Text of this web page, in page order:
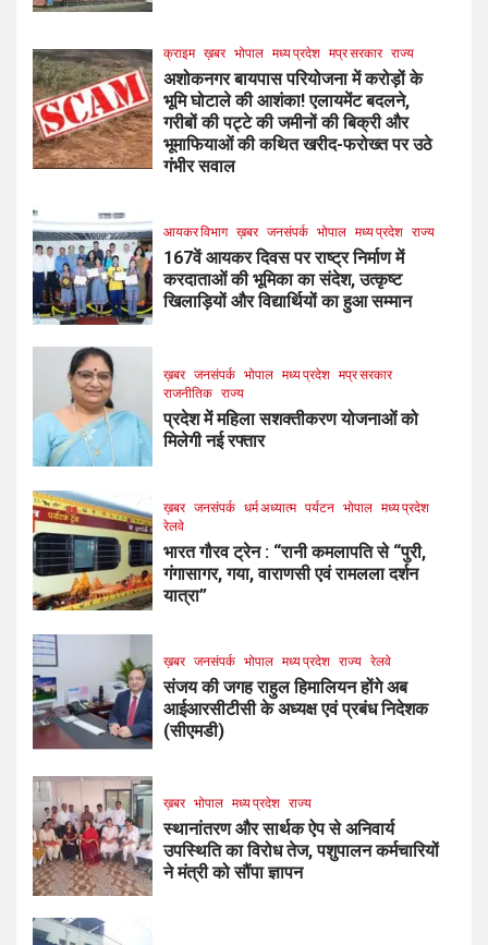
क्राइम ख़बर भोपाल मध्य प्रदेश मप्र सरकार राज्य
अशोकनगर बायपास परियोजना में करोड़ों के
भूमि घोटाले की आशंका! एलायमेंट बदलने,
गरीबों की पट्टे की जमीनों की बिक्री और
भूमाफियाओं की कथित खरीद-फरोख्त पर उठे
गंभीर सवाल
आयकर विभाग ख़बर जनसंपर्क भोपाल मध्य प्रदेश राज्य
167वें आयकर दिवस पर राष्ट्र निर्माण में
करदाताओं की भूमिका का संदेश, उत्कृष्ट
खिलाड़ियों और विद्यार्थियों का हुआ सम्मान
ख़बर जनसंपर्क भोपाल मध्य प्रदेश मप्र सरकार
राजनीतिक राज्य
प्रदेश में महिला सशक्तीकरण योजनाओं को
मिलेगी नई रफ्तार
ख़बर जनसंपर्क धर्म अध्यात्म पर्यटन भोपाल मध्य प्रदेश
रेलवे
भारत गौरव ट्रेन : “रानी कमलापति से “पुरी,
गंगासागर, गया, वाराणसी एवं रामलला दर्शन
यात्रा”
ख़बर जनसंपर्क भोपाल मध्य प्रदेश राज्य रेलवे
संजय की जगह राहुल हिमालियन होंगे अब
आईआरसीटीसी के अध्यक्ष एवं प्रबंध निदेशक
(सीएमडी)
ख़बर भोपाल मध्य प्रदेश राज्य
स्थानांतरण और सार्थक ऐप से अनिवार्य
उपस्थिति का विरोध तेज, पशुपालन कर्मचारियों
ने मंत्री को सौंपा ज्ञापन